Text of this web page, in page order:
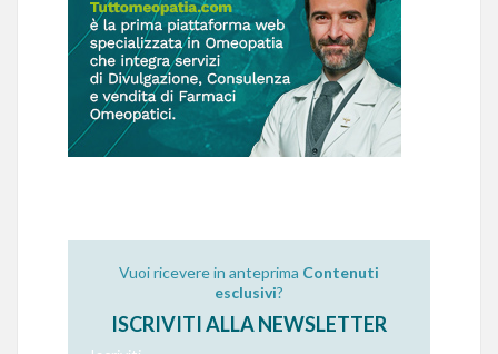
Vuoi ricevere in anteprima Contenuti
esclusivi?
ISCRIVITI ALLA NEWSLETTER